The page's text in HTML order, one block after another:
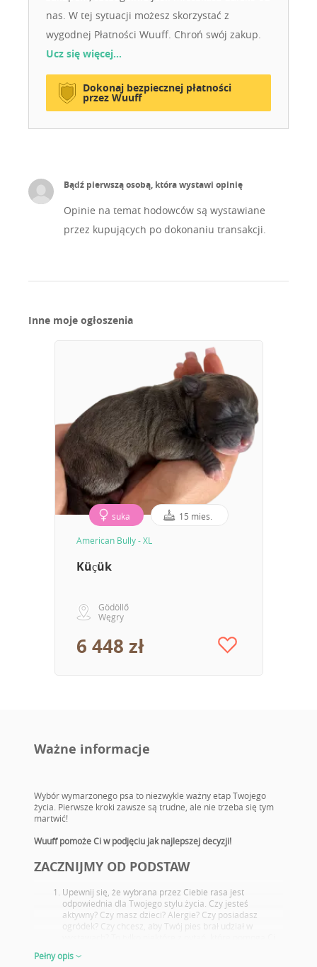
nas. W tej sytuacji możesz skorzystać z
wygodnej Płatności Wuuff. Chroń swój zakup.
Ucz się więcej…
Dokonaj bezpiecznej płatności
przez Wuuff
Bądź pierwszą osobą, która wystawi opinię
Opinie na temat hodowców są wystawiane
przez kupujących po dokonaniu transakcji.
Inne moje ogłoszenia
suka 15 mies.
American Bully - XL
Küçük
Gödöllő
Węgry
6 448 zł
Ważne informacje
Wybór wymarzonego psa to niezwykle ważny etap Twojego
życia. Pierwsze kroki zawsze są trudne, ale nie trzeba się tym
martwić!
Wuuff pomoże Ci w podjęciu jak najlepszej decyzji!
ZACZNIJMY OD PODSTAW
Upewnij się, że wybrana przez Ciebie rasa jest
odpowiednia dla Twojego stylu życia. Czy jesteś
aktywny? Czy masz dzieci? Alergie? Czy posiadasz
ogródek? Czy chcesz, aby Twój pies brał udział w
Zapoznaj się z potencjalnymi problemami zdrowotnymi
Pełny opis